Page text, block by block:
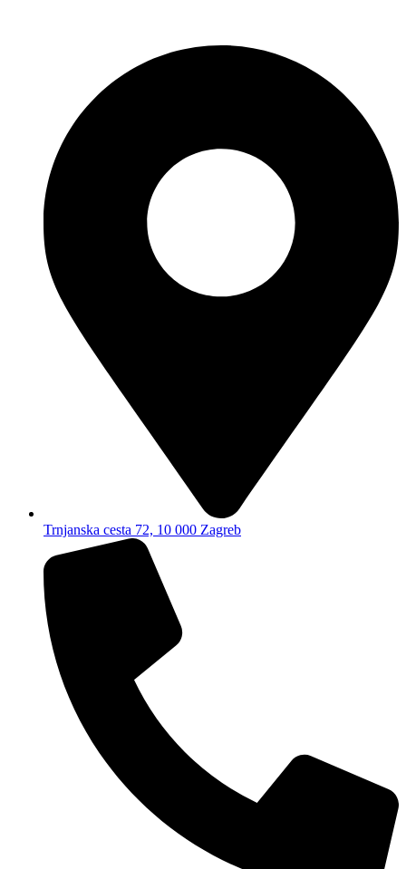
Trnjanska cesta 72, 10 000 Zagreb